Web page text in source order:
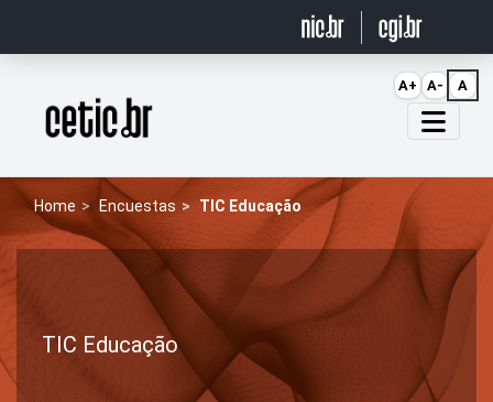
Página inicial
Home Encuestas TIC Educação
TIC Educação
A+ A- A